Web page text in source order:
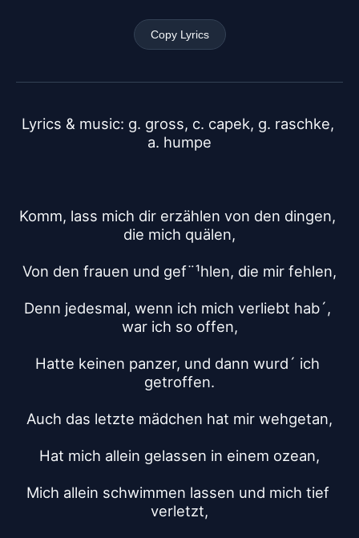
Copy Lyrics
Lyrics & music: g. gross, c. capek, g. raschke,
a. humpe
Komm, lass mich dir erzählen von den dingen,
die mich quälen,
Von den frauen und gef¨¹hlen, die mir fehlen,
Denn jedesmal, wenn ich mich verliebt hab´,
war ich so offen,
Hatte keinen panzer, und dann wurd´ ich
getroffen.
Auch das letzte mädchen hat mir wehgetan,
Hat mich allein gelassen in einem ozean,
Mich allein schwimmen lassen und mich tief
verletzt,